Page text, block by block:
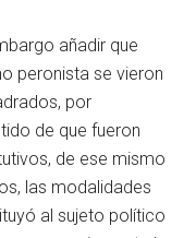
añadir que
peronista se vieron
por
de que fueron
de ese mismo
las modalidades
al sujeto político